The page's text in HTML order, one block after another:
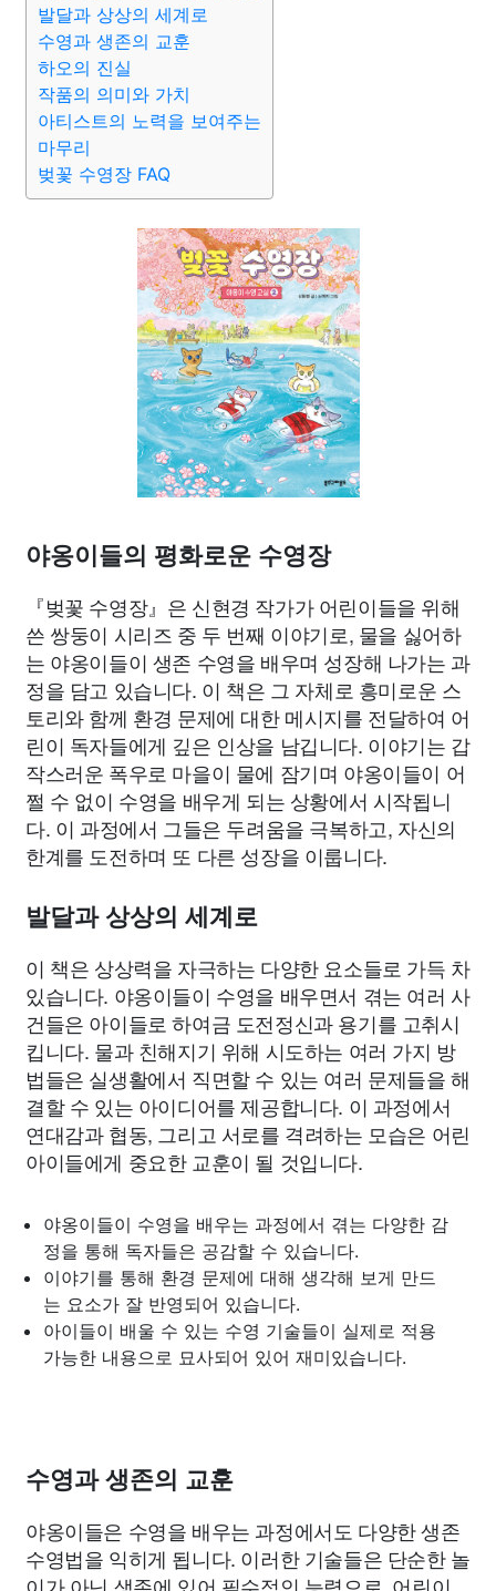
발달과 상상의 세계로
수영과 생존의 교훈
하오의 진실
작품의 의미와 가치
아티스트의 노력을 보여주는
마무리
벚꽃 수영장 FAQ
야옹이들의 평화로운 수영장
『벚꽃 수영장』은 신현경 작가가 어린이들을 위해
쓴 쌍둥이 시리즈 중 두 번째 이야기로, 물을 싫어하
는 야옹이들이 생존 수영을 배우며 성장해 나가는 과
정을 담고 있습니다. 이 책은 그 자체로 흥미로운 스
토리와 함께 환경 문제에 대한 메시지를 전달하여 어
린이 독자들에게 깊은 인상을 남깁니다. 이야기는 갑
작스러운 폭우로 마을이 물에 잠기며 야옹이들이 어
쩔 수 없이 수영을 배우게 되는 상황에서 시작됩니
다. 이 과정에서 그들은 두려움을 극복하고, 자신의
한계를 도전하며 또 다른 성장을 이룹니다.
발달과 상상의 세계로
이 책은 상상력을 자극하는 다양한 요소들로 가득 차
있습니다. 야옹이들이 수영을 배우면서 겪는 여러 사
건들은 아이들로 하여금 도전정신과 용기를 고취시
킵니다. 물과 친해지기 위해 시도하는 여러 가지 방
법들은 실생활에서 직면할 수 있는 여러 문제들을 해
결할 수 있는 아이디어를 제공합니다. 이 과정에서
연대감과 협동, 그리고 서로를 격려하는 모습은 어린
아이들에게 중요한 교훈이 될 것입니다.
야옹이들이 수영을 배우는 과정에서 겪는 다양한 감
정을 통해 독자들은 공감할 수 있습니다.
이야기를 통해 환경 문제에 대해 생각해 보게 만드
는 요소가 잘 반영되어 있습니다.
아이들이 배울 수 있는 수영 기술들이 실제로 적용
가능한 내용으로 묘사되어 있어 재미있습니다.
수영과 생존의 교훈
야옹이들은 수영을 배우는 과정에서도 다양한 생존
수영법을 익히게 됩니다. 이러한 기술들은 단순한 놀